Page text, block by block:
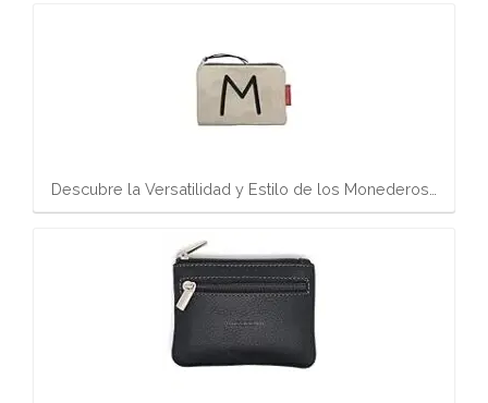
Descubre la Versatilidad y Estilo de los Monederos…